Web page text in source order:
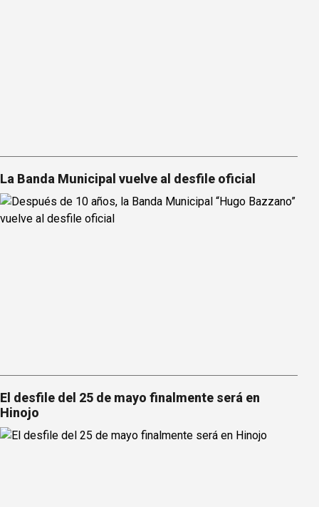
La Banda Municipal vuelve al desfile oficial
El desfile del 25 de mayo finalmente será en
Hinojo